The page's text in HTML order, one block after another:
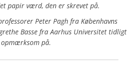
papir værd, den er skrevet på.
Peter Pagh fra Københavns
Basse fra Aarhus Universitet tidligt
opmærksom på.